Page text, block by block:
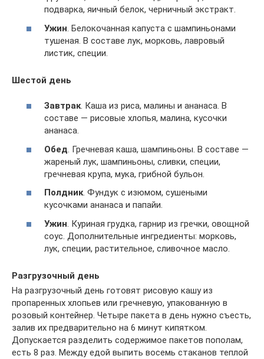
подварка, яичный белок, черничный экстракт.
Ужин. Белокочанная капуста с шампиньонами
тушеная. В составе лук, морковь, лавровый
листик, специи.
Шестой день
Завтрак. Каша из риса, малины и ананаса. В
составе — рисовые хлопья, малина, кусочки
ананаса.
Обед. Гречневая каша, шампиньоны. В составе —
жареный лук, шампиньоны, сливки, специи,
гречневая крупа, мука, грибной бульон.
Полдник. Фундук с изюмом, сушеными
кусочками ананаса и папайи.
Ужин. Куриная грудка, гарнир из гречки, овощной
соус. Дополнительные ингредиенты: морковь,
лук, специи, растительное, сливочное масло.
Разгрузочный день
На разгрузочный день готовят рисовую кашу из
пропаренных хлопьев или гречневую, упакованную в
розовый контейнер. Четыре пакета в день нужно съесть,
залив их предварительно на 6 минут кипятком.
Допускается разделить содержимое пакетов пополам,
есть 8 раз. Между едой выпить восемь стаканов теплой